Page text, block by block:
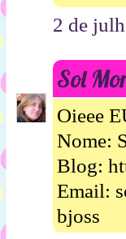
2 de
Sol
Oieee
Nome:
Blog:
Email:
bjoss